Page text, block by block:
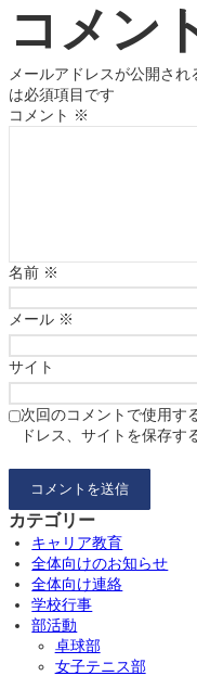
コメン
メールアドレスが公開され
は必須項目です
コメント ※
名前 ※
メール ※
サイト
次回のコメントで使用す
ドレス、サイトを保存す
カテゴリー
キャリア教育
全体向けのお知らせ
全体向け連絡
学校行事
部活動
卓球部
女子テニス部